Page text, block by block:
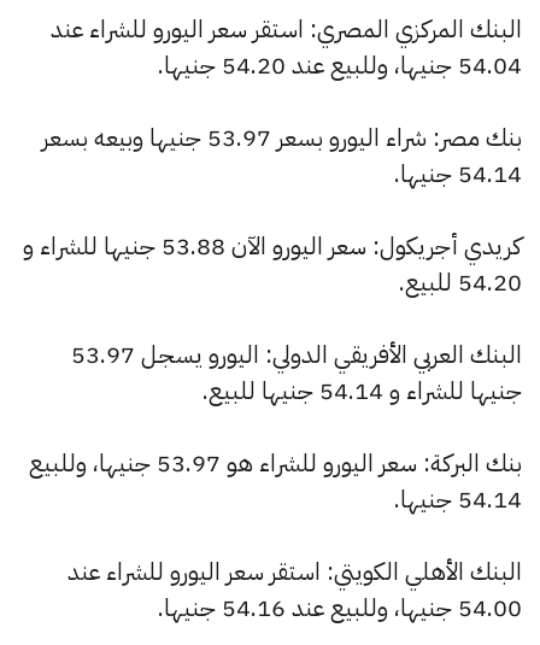
البنك المركزي المصري: استقر سعر اليورو للشراء عند
54.04 جنيها، وللبيع عند 54.20 جنيها.
بنك مصر: شراء اليورو بسعر 53.97 جنيها وبيعه بسعر
54.14 جنيها.
كريدي أجريكول: سعر اليورو الآن 53.88 جنيها للشراء و
54.20 للبيع.
البنك العربي الأفريقي الدولي: اليورو يسجل 53.97
جنيها للشراء و 54.14 جنيها للبيع.
بنك البركة: سعر اليورو للشراء هو 53.97 جنيها، وللبيع
54.14 جنيها.
البنك الأهلي الكويتي: استقر سعر اليورو للشراء عند
54.00 جنيها، وللبيع عند 54.16 جنيها.